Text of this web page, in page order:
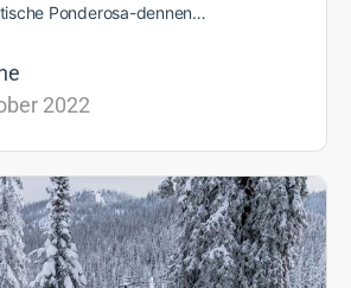
Ponderosa-dennen…
2022